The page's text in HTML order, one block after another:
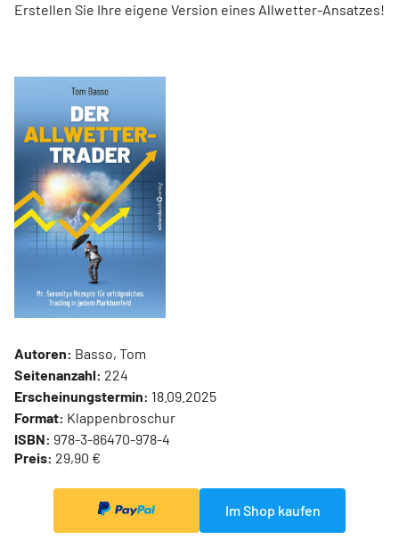
Erstellen Sie Ihre eigene Version eines Allwetter-Ansatzes!
Autoren: Basso, Tom
Seitenanzahl: 224
Erscheinungstermin: 18.09.2025
Format: Klappenbroschur
ISBN: 978-3-86470-978-4
Preis: 29,90 €
Im Shop kaufen